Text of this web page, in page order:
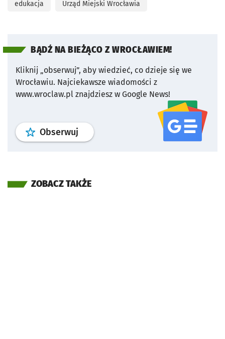
edukacja Urząd Miejski Wrocławia
BĄDŹ NA BIEŻĄCO Z WROCŁAWIEM!
Kliknij „obserwuj”, aby wiedzieć, co dzieje się we
Wrocławiu. Najciekawsze wiadomości z
www.wroclaw.pl znajdziesz w Google News!
Obserwuj profil serwisu
ZOBACZ TAKŻE